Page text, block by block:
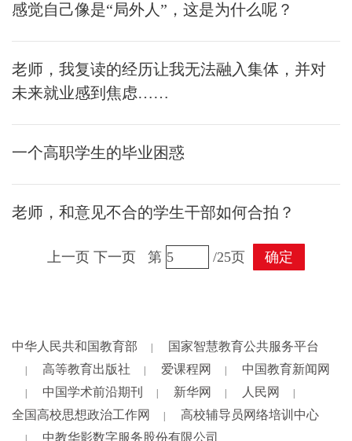
感觉自己像是“局外人”，这是为什么呢？
老师，我复读的经历让我无法融入集体，并对
未来就业感到焦虑……
一个高职学生的毕业困惑
老师，和意见不合的学生干部如何合拍？
上一页 下一页 第 /25页 确定
中华人民共和国教育部 国家智慧教育公共服务平台
高等教育出版社 爱课程网 中国教育新闻网
中国学术前沿期刊 新华网 人民网
全国高校思想政治工作网 高校辅导员网络培训中心
中教华影数字服务股份有限公司